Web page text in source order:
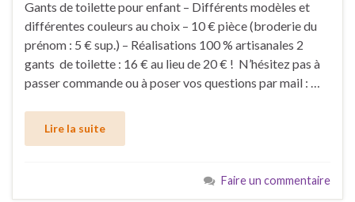
Gants de toilette pour enfant – Différents modèles et
différentes couleurs au choix – 10 € pièce (broderie du
prénom : 5 € sup.) – Réalisations 100 % artisanales 2
gants de toilette : 16 € au lieu de 20 € ! N’hésitez pas à
passer commande ou à poser vos questions par mail : …
Lire la suite
Faire un commentaire